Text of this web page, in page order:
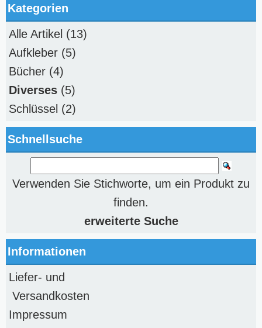
Kategorien
Alle Artikel (13)
Aufkleber (5)
Bücher (4)
Diverses (5)
Schlüssel (2)
Schnellsuche
Verwenden Sie Stichworte, um ein Produkt zu
finden.
erweiterte Suche
Informationen
Liefer- und
Versandkosten
Impressum